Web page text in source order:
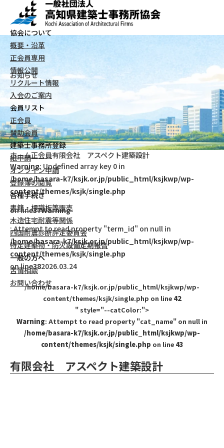
協会について
概要・沿革
正会員専用
情報公開
リクルート情報
入会のご案内
会員リスト
正会員
賛助会員
建築士事務所登録
紙申請
オンライン申請
登録簿の閲覧
各種手続き
書籍・標識板等販売
木造住宅耐震等関係
四国耐震診断評定委員会
特定建築物・防火設備定期報告
一般の方へ
苦情相談
お問い合わせ
お知らせ
ホーム正会員有限会社 アスペクト建築設計
Warning: Undefined array key 0 in
/home/basara-k7/ksjk.or.jp/public_html/ksjkwp/wp-
content/themes/ksjk/single.php
on line37Warning
: Attempt to read property "term_id" on null in
/home/basara-k7/ksjk.or.jp/public_html/ksjkwp/wp-
content/themes/ksjk/single.php
on line382026.03.24
/home/basara-k7/ksjk.or.jp/public_html/ksjkwp/wp-
content/themes/ksjk/single.php on line 42
" style="--catColor:">
Warning: Attempt to read property "cat_name" on null in
/home/basara-k7/ksjk.or.jp/public_html/ksjkwp/wp-
content/themes/ksjk/single.php on line 43
有限会社 アスペクト建築設計